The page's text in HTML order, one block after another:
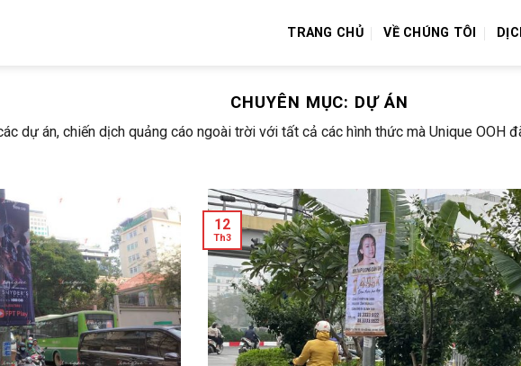
TRANG CHỦ VỀ CHÚNG TÔI
CHUYÊN MỤC: DỰ ÁN
dự án, chiến dịch quảng cáo ngoài trời với tất cả các hình thức mà Unique OOH
12
Th3